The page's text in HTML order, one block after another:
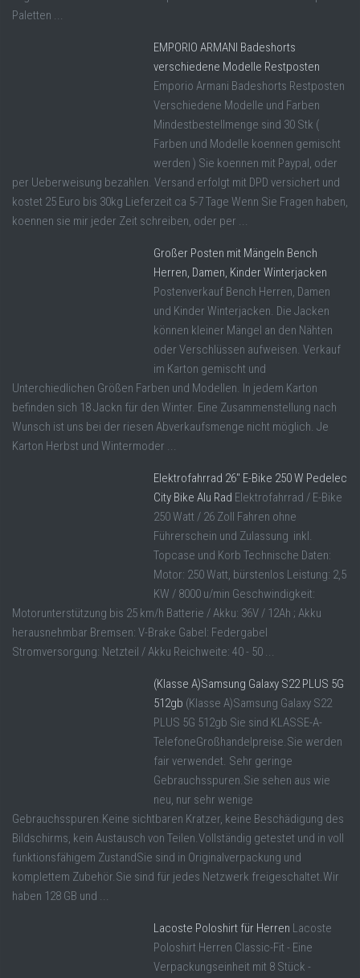
Paletten ...
EMPORIO ARMANI Badeshorts
verschiedene Modelle Restposten
Emporio Armani Badeshorts Restposten
Verschiedene Modelle und Farben
Mindestbestellmenge sind 30 Stk (
Farben und Modelle koennen gemischt
werden ) Sie koennen mit Paypal, oder
per Ueberweisung bezahlen. Versand erfolgt mit DPD versichert und
kostet 25 Euro bis 30kg Lieferzeit ca 5-7 Tage Wenn Sie Fragen haben,
koennen sie mir jeder Zeit schreiben, oder per ...
Großer Posten mit Mängeln Bench
Herren, Damen, Kinder Winterjacken
Postenverkauf Bench Herren, Damen
und Kinder Winterjacken. Die Jacken
können kleiner Mängel an den Nähten
oder Verschlüssen aufweisen. Verkauf
im Karton gemischt und
Unterchiedlichen Größen Farben und Modellen. In jedem Karton
befinden sich 18 Jackn für den Winter. Eine Zusammenstellung nach
Wunsch ist uns bei der riesen Abverkaufsmenge nicht möglich. Je
Karton Herbst und Wintermoder ...
Elektrofahrrad 26″ E-Bike 250 W Pedelec
City Bike Alu Rad Elektrofahrrad / E-Bike
250 Watt / 26 Zoll Fahren ohne
Führerschein und Zulassung inkl.
Topcase und Korb Technische Daten:
Motor: 250 Watt, bürstenlos Leistung: 2,5
KW / 8000 u/min Geschwindigkeit:
Motorunterstützung bis 25 km/h Batterie / Akku: 36V / 12Ah ; Akku
herausnehmbar Bremsen: V-Brake Gabel: Federgabel
Stromversorgung: Netzteil / Akku Reichweite: 40 - 50 ...
(Klasse A)Samsung Galaxy S22 PLUS 5G
512gb (Klasse A)Samsung Galaxy S22
PLUS 5G 512gb Sie sind KLASSE-A-
TelefoneGroßhandelpreise.Sie werden
fair verwendet. Sehr geringe
Gebrauchsspuren.Sie sehen aus wie
neu, nur sehr wenige
Gebrauchsspuren.Keine sichtbaren Kratzer, keine Beschädigung des
Bildschirms, kein Austausch von Teilen.Vollständig getestet und in voll
funktionsfähigem ZustandSie sind in Originalverpackung und
komplettem Zubehör.Sie sind für jedes Netzwerk freigeschaltet.Wir
haben 128 GB und ...
Lacoste Poloshirt für Herren Lacoste
Poloshirt Herren Classic-Fit - Eine
Verpackungseinheit mit 8 Stück -